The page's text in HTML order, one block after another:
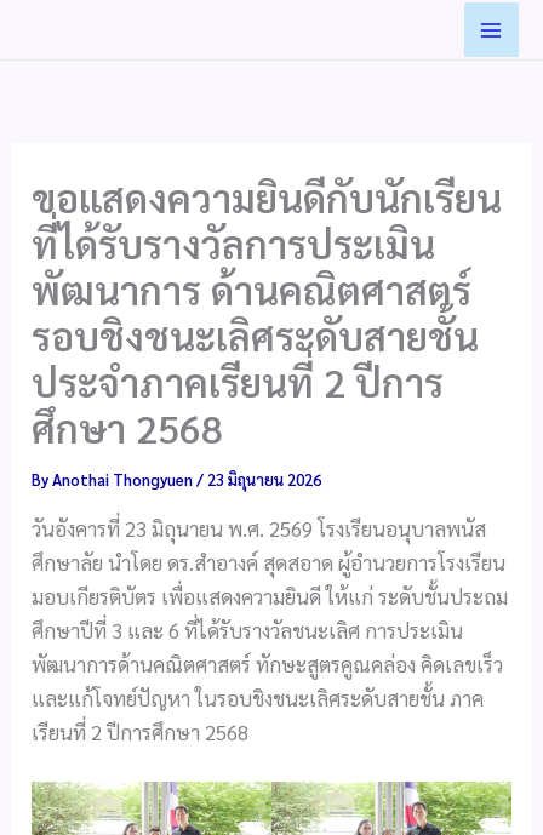
ขอแสดงความยินดีกับนักเรียน
ที่ได้รับรางวัลการประเมิน
พัฒนาการ ด้านคณิตศาสตร์
รอบชิงชนะเลิศระดับสายชั้น
ประจำภาคเรียนที่ 2 ปีการ
ศึกษา 2568
ByAnothai Thongyuen/ 23 มิถุนายน 2026
วันอังคารที่ 23 มิถุนายน พ.ศ. 2569 โรงเรียนอนุบาลพนัส
ศึกษาลัย นำโดย ดร.สำอางค์ สุดสอาด ผู้อำนวยการโรงเรียน
มอบเกียรติบัตร เพื่อแสดงความยินดี ให้แก่ ระดับชั้นประถม
ศึกษาปีที่ 3 และ 6 ที่ได้รับรางวัลชนะเลิศ การประเมิน
พัฒนาการด้านคณิตศาสตร์ ทักษะสูตรคูณคล่อง คิดเลขเร็ว
และแก้โจทย์ปัญหา ในรอบชิงชนะเลิศระดับสายชั้น ภาค
เรียนที่ 2 ปีการศึกษา 2568